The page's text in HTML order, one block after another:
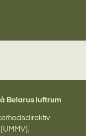
Belarus luftrum